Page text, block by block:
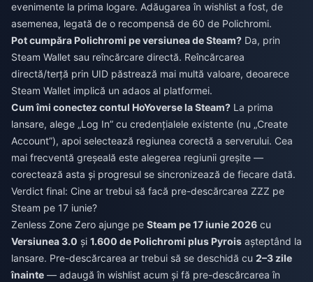
evenimente la prima logare. Adăugarea în wishlist a fost, de
asemenea, legată de o recompensă de 60 de Polichromi.
Pot cumpăra Polichromi pe versiunea de Steam? Da, prin
Steam Wallet sau reîncărcare directă. Reîncărcarea
directă/terță prin UID păstrează mai multă valoare, deoarece
Steam Wallet implică un adaos al platformei.
Cum îmi conectez contul HoYoverse la Steam? La prima
lansare, alege „Log In” cu credențialele existente (nu „Create
Account”), apoi selectează regiunea corectă a serverului. Cea
mai frecventă greșeală este alegerea regiunii greșite —
corectează asta și progresul se sincronizează de fiecare dată.
Verdict final: Cine ar trebui să facă pre-descărcarea ZZZ pe
Steam pe 17 iunie?
Zenless Zone Zero ajunge pe Steam pe 17 iunie 2026 cu
Versiunea 3.0 și 1.600 de Polichromi plus Pyrois așteptând la
lansare. Pre-descărcarea ar trebui să se deschidă cu 2–3 zile
înainte — adaugă în wishlist acum și fă pre-descărcarea în